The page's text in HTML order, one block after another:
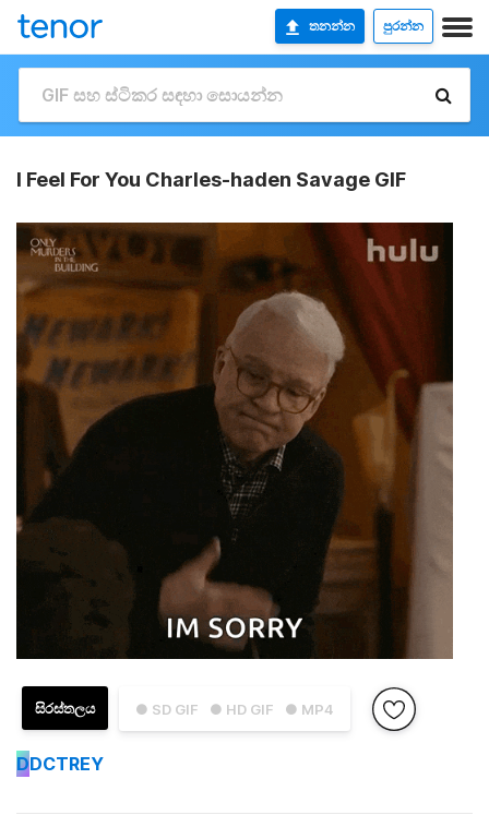
තනන්න පුරන්න
I Feel For You Charles-haden Savage GIF
● SD GIF ● HD GIF ● MP4
සිරස්තලය
DDCTREY